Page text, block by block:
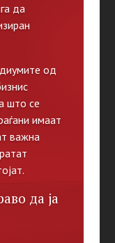
да
од
што се
имаат
важна
да ја